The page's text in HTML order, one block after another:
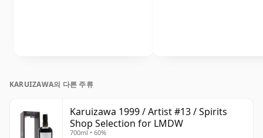
KARUIZAWA의 다른 주류
Karuizawa 1999 / Artist #13 / Spirits
Shop Selection for LMDW
700ml • 60%